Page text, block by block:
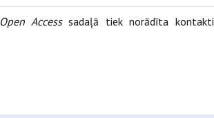
Open Accesssadaļā tiek norādīta